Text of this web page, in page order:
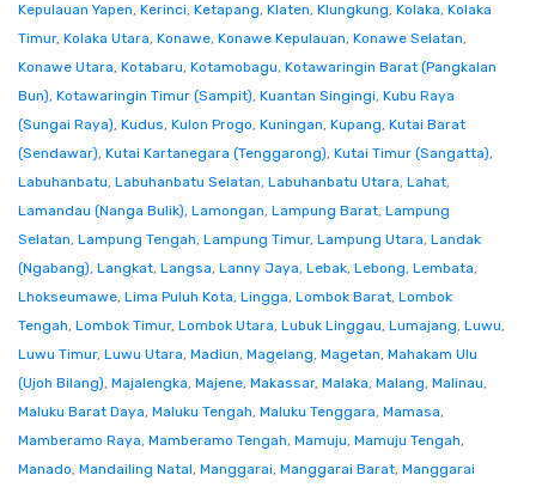
Kepulauan Yapen, Kerinci, Ketapang, Klaten, Klungkung, Kolaka, Kolaka
Timur, Kolaka Utara, Konawe, Konawe Kepulauan, Konawe Selatan,
Konawe Utara, Kotabaru, Kotamobagu, Kotawaringin Barat (Pangkalan
Bun), Kotawaringin Timur (Sampit), Kuantan Singingi, Kubu Raya
(Sungai Raya), Kudus, Kulon Progo, Kuningan, Kupang, Kutai Barat
(Sendawar), Kutai Kartanegara (Tenggarong), Kutai Timur (Sangatta),
Labuhanbatu, Labuhanbatu Selatan, Labuhanbatu Utara, Lahat,
Lamandau (Nanga Bulik), Lamongan, Lampung Barat, Lampung
Selatan, Lampung Tengah, Lampung Timur, Lampung Utara, Landak
(Ngabang), Langkat, Langsa, Lanny Jaya, Lebak, Lebong, Lembata,
Lhokseumawe, Lima Puluh Kota, Lingga, Lombok Barat, Lombok
Tengah, Lombok Timur, Lombok Utara, Lubuk Linggau, Lumajang, Luwu,
Luwu Timur, Luwu Utara, Madiun, Magelang, Magetan, Mahakam Ulu
(Ujoh Bilang), Majalengka, Majene, Makassar, Malaka, Malang, Malinau,
Maluku Barat Daya, Maluku Tengah, Maluku Tenggara, Mamasa,
Mamberamo Raya, Mamberamo Tengah, Mamuju, Mamuju Tengah,
Manado, Mandailing Natal, Manggarai, Manggarai Barat, Manggarai